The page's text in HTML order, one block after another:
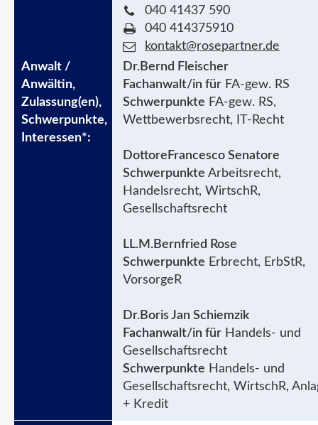
040 41437 590
040 414375910
kontakt@rosepartner.de
Dr.Bernd Fleischer
Fachanwalt/in für FA-gew. RS
Schwerpunkte FA-gew. RS,
Wettbewerbsrecht, IT-Recht
DottoreFrancesco Senatore
Schwerpunkte Arbeitsrecht,
Handelsrecht, WirtschR,
Gesellschaftsrecht
LL.M.Bernfried Rose
Schwerpunkte Erbrecht, ErbStR,
VorsorgeR
Dr.Boris Jan Schiemzik
Fachanwalt/in für Handels- und
Gesellschaftsrecht
Schwerpunkte Handels- und
Gesellschaftsrecht, WirtschR,
+ Kredit